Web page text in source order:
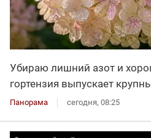
Убираю лишний азот и
гортензия выпускает
Панорама сегодня, 08:25